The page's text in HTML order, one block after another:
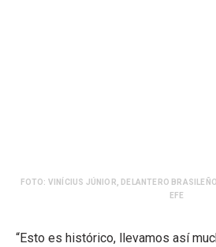
FOTO: VINÍCIUS JÚNIOR, DELANTERO
EFE
“Esto es histórico, llevamos así